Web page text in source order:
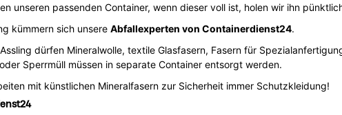
unseren passenden Container, wenn dieser voll ist, holen wir ihn
kümmern sich unsere Abfallexperten von Containerdienst24.
dürfen Mineralwolle, textile Glasfasern, Fasern für
Sperrmüll müssen in separate Container entsorgt werden.
mit künstlichen Mineralfasern zur Sicherheit immer Schutzkleidung!